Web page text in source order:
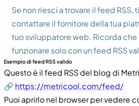
Se non riesci a trovare il feed RSS,
contattare il fornitore della tua
tuo sviluppatore web. Ricorda
funzionare solo con un feed RSS
Esempio di feed RSS valido
Questo è il feed RSS del blog di
🔗 https://metricool.com/feed/
Puoi aprirlo nel browser per vedere